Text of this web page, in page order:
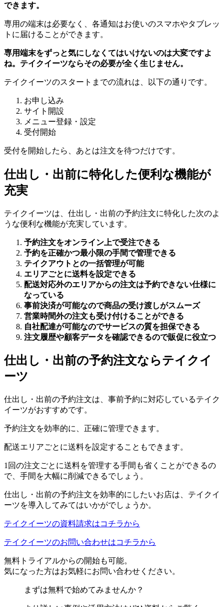
できます。
専用の端末は必要なく、各通知はお使いのスマホやタブレッ
トに届けることができます。
専用端末をずっと気にしなくてはいけないのは大変ですよ
ね。テイクイーツならその必要が全く生じません。
テイクイーツのスタートまでの流れは、以下の通りです。
お申し込み
サイト開設
メニュー登録・設定
受付開始
受付を開始したら、あとは注文を待つだけです。
仕出し・出前に特化した便利な機能が
充実
テイクイーツは、仕出し・出前の予約注文に特化した次のよ
うな便利な機能が充実しています。
予約注文をオンライン上で受注できる
予約を正確かつ最小限の手間で管理できる
テイクアウトとの一括管理が可能
エリアごとに送料を設定できる
配送対応外のエリアからの注文は予約できない仕様に
なっている
事前決済が可能なので商品の受け渡しがスムーズ
営業時間外の注文も受け付けることができる
自社配達が可能なのでサービスの質を担保できる
注文履歴や顧客データを確認できるので販促に役立つ
仕出し・出前の予約注文ならテイクイ
ーツ
仕出し・出前の予約注文は、事前予約に対応しているテイク
イーツがおすすめです。
予約注文を効率的に、正確に管理できます。
配送エリアごとに送料を設定することもできます。
1回の注文ごとに送料を管理する手間も省くことができるの
で、手間を大幅に削減できるでしょう。
仕出し・出前の予約注文を効率的にしたいお店は、テイクイ
ーツを導入してみてはいかがでしょうか。
テイクイーツの資料請求はコチラから
テイクイーツのお問い合わせはコチラから
無料トライアルからの開始も可能。
気になった方はお気軽にお問い合わせください。
まずは無料で始めてみませんか？